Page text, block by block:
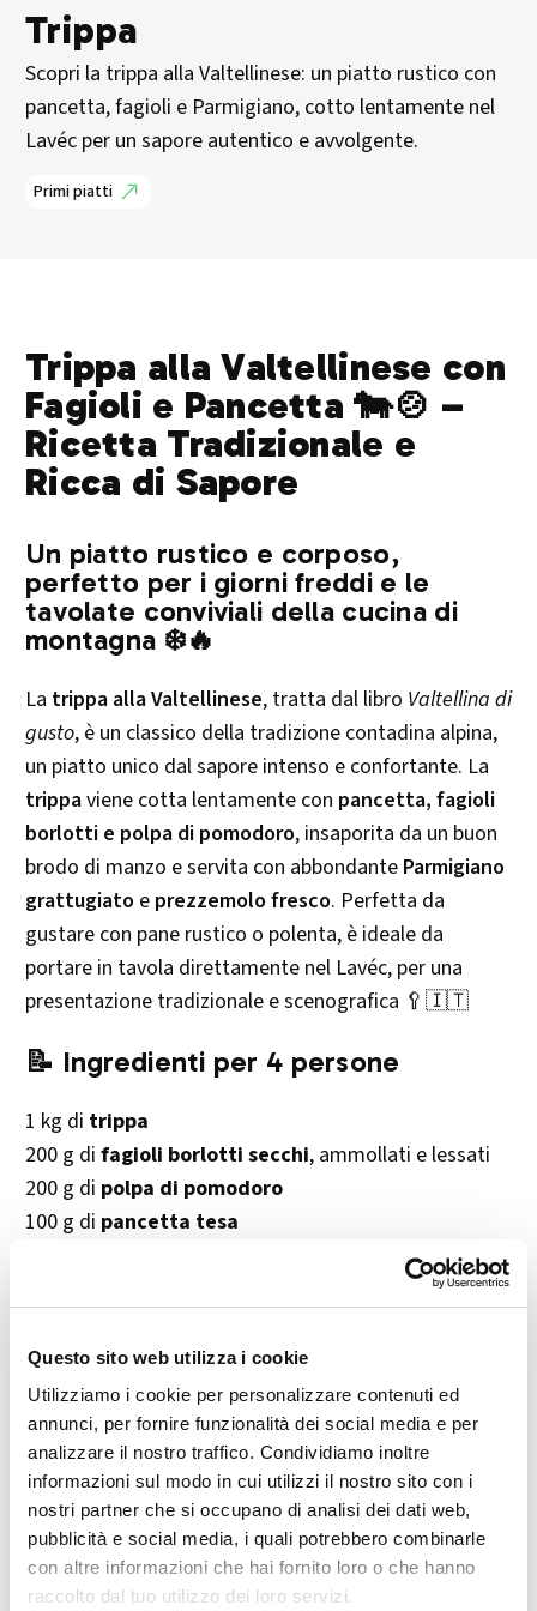
Questo sito web utilizza i cookie
Utilizziamo i cookie per personalizzare contenuti ed
annunci, per fornire funzionalità dei social media e per
analizzare il nostro traffico. Condividiamo inoltre
informazioni sul modo in cui utilizzi il nostro sito con i
nostri partner che si occupano di analisi dei dati web,
pubblicità e social media, i quali potrebbero combinarle
con altre informazioni che hai fornito loro o che hanno
raccolto dal tuo utilizzo dei loro servizi.
Trippa
Scopri la trippa alla Valtellinese: un piatto rustico con
pancetta, fagioli e Parmigiano, cotto lentamente nel
Lavéc per un sapore autentico e avvolgente.
Primi piatti
Trippa alla Valtellinese con
Fagioli e Pancetta 🐄🍲 –
Ricetta Tradizionale e
Ricca di Sapore
Un piatto rustico e corposo,
perfetto per i giorni freddi e le
tavolate conviviali della cucina di
montagna ❄️🔥
La trippa alla Valtellinese, tratta dal libro Valtellina di
gusto, è un classico della tradizione contadina alpina,
un piatto unico dal sapore intenso e confortante. La
trippaviene cotta lentamente con pancetta, fagioli
borlotti e polpa di pomodoro, insaporita da un buon
brodo di manzo e servita con abbondante Parmigiano
grattugiato e prezzemolo fresco. Perfetta da
gustare con pane rustico o polenta, è ideale da
portare in tavola direttamente nel Lavéc, per una
presentazione tradizionale e scenografica 🥄🇮🇹
📝 Ingredienti per 4 persone
1 kg di trippa
200 g di fagioli borlotti secchi, ammollati e lessati
200 g di polpa di pomodoro
100 g di pancetta tesa
Parmigiano grattugiatoq.b.
Prezzemolo tritato(facoltativo)
Burroq.b. per il soffritto
👩‍🍳Preparazione passo dopo passo
Lava accuratamente la trippa, risciacquandola più
volte in abbondante acqua fredda.